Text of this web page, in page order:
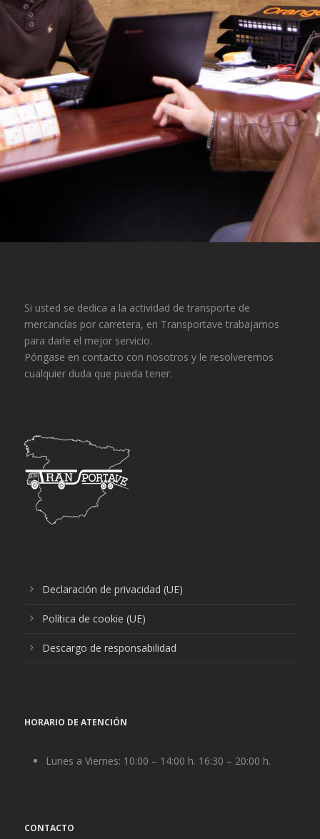
Si usted se dedica a la actividad de transporte de
mercancías por carretera, en Transportave trabajamos
para darle el mejor servicio.
Póngase en contacto con nosotros y le resolveremos
cualquier duda que pueda tener.
Declaración de privacidad (UE)
Política de cookie (UE)
Descargo de responsabilidad
HORARIO DE ATENCIÓN
Lunes a Viernes: 10:00 – 14:00 h. 16:30 – 20:00 h.
CONTACTO